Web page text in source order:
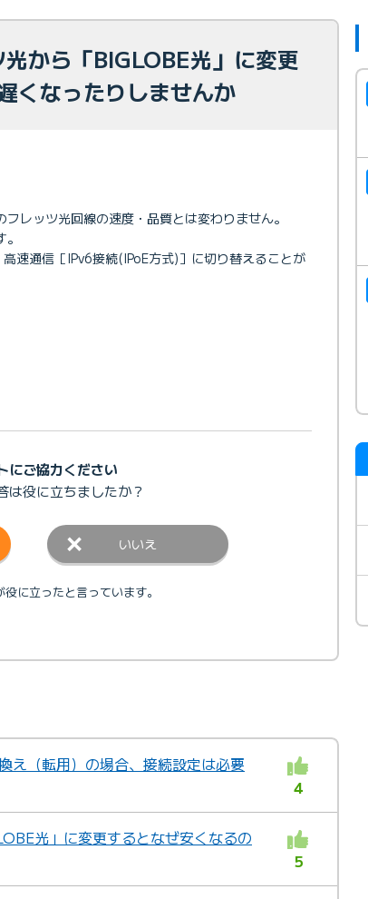
から「BIGLOBE光」に変更
くなったりしませんか
レッツ光回線の速度・品質とは変わりません。
速通信［IPv6接続(IPoE方式)］に切り替えることが
にご協力ください
は役に立ちましたか？
いいえ
に立ったと言っています。
（転用）の場合、接続設定は必要
4
光」に変更するとなぜ安くなるの
5